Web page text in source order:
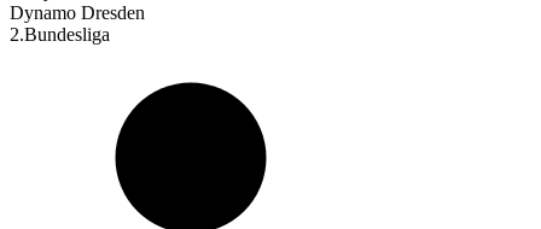
Dynamo Dresden
2.Bundesliga